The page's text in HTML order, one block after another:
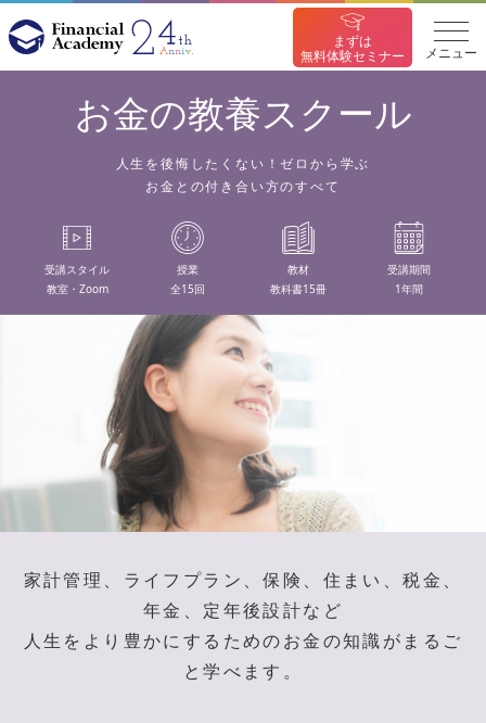
まずは
無料体験セミナー
メニュー
お金の教養スクール
人生を後悔したくない！ゼロから学ぶ
お金との付き合い方のすべて
受講スタイル
教室・Zoom
授業
全15回
教材
教科書15冊
受講期間
1年間
家計管理、ライフプラン、保険、住まい、税金、
年金、定年後設計など
人生をより豊かにするためのお金の知識がまるご
と学べます。